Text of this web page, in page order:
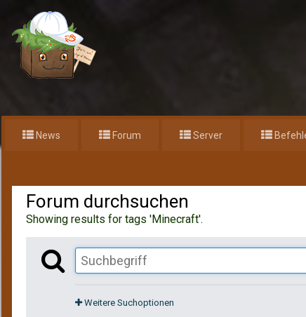
News Forum Server
Forum durchsuchen
Showing results for tags 'Minecraft'.
Weitere Suchoptionen